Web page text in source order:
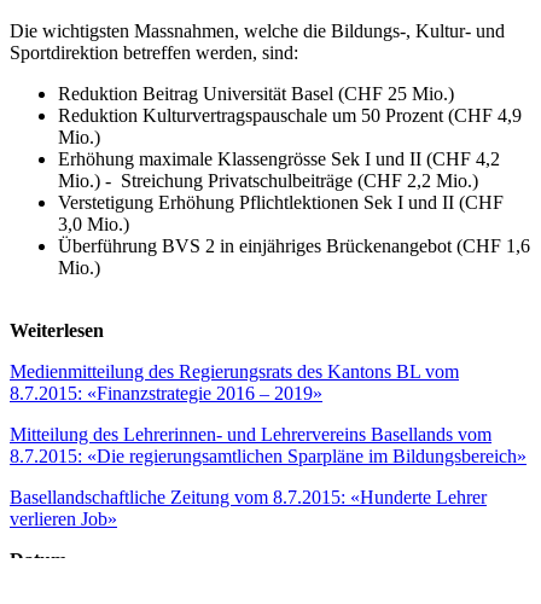
Die wichtigsten Massnahmen, welche die Bildungs-, Kultur- und
Sportdirektion betreffen werden, sind:
Reduktion Beitrag Universität Basel (CHF 25 Mio.)
Reduktion Kulturvertragspauschale um 50 Prozent (CHF 4,9
Mio.)
Erhöhung maximale Klassengrösse Sek I und II (CHF 4,2
Mio.) - Streichung Privatschulbeiträge (CHF 2,2 Mio.)
Verstetigung Erhöhung Pflichtlektionen Sek I und II (CHF
3,0 Mio.)
Überführung BVS 2 in einjähriges Brückenangebot (CHF 1,6
Mio.)
Weiterlesen
Medienmitteilung des Regierungsrats des Kantons BL vom
8.7.2015: «Finanzstrategie 2016 – 2019»
Mitteilung des Lehrerinnen- und Lehrervereins Basellands vom
8.7.2015: «Die regierungsamtlichen Sparpläne im Bildungsbereich»
Basellandschaftliche Zeitung vom 8.7.2015: «Hunderte Lehrer
verlieren Job»
Datum